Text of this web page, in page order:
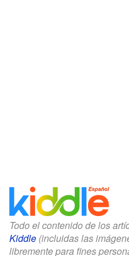
Todo el contenido de los
Kiddle (incluidas las
libremente para fines